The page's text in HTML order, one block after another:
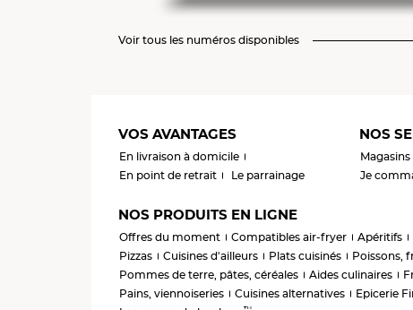
Voir tous les numéros disponibles
VOS AVANTAGES
En livraison à domicile
En point de retrait
Le parrainage
NOS
Magasins
Je
NOS PRODUITS EN LIGNE
Offres du moment Compatibles air-fryer Apéritifs
Pizzas
Cuisines d'ailleurs Plats cuisinés Poissons,
Pommes de terre, pâtes, céréales
Aides culinaires
Pains, viennoiseries
Cuisines alternatives Epicerie